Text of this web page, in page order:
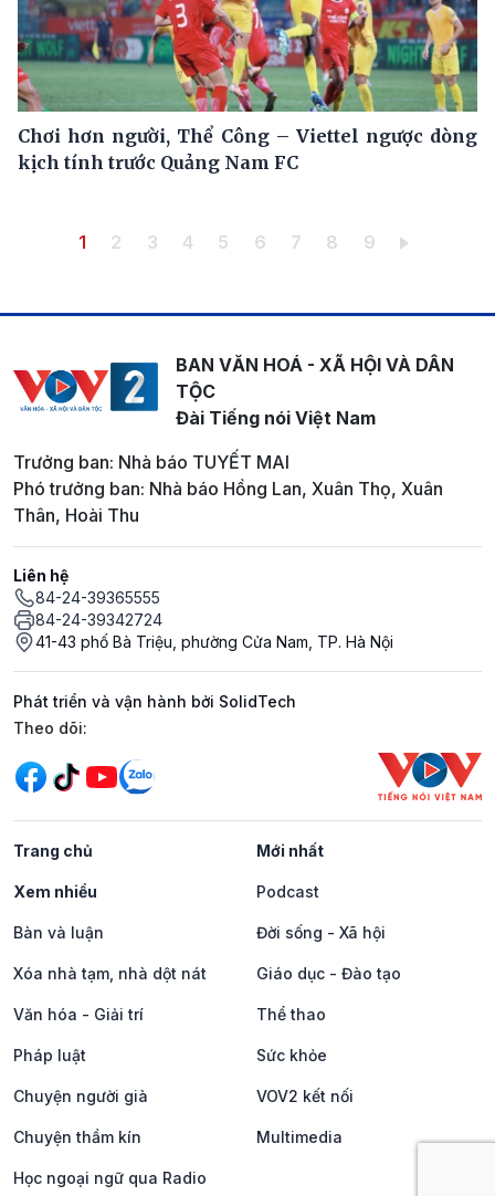
Chơi hơn người, Thể Công – Viettel ngược dòng
kịch tính trước Quảng Nam FC
Pagination
Trang hiện thời
1 Trang
2 Trang
3 Trang
4 Trang
5 Trang
6 Trang
7 Trang
8 Trang
9
BAN VĂN HOÁ - XÃ HỘI VÀ DÂN
TỘC
Đài Tiếng nói Việt Nam
Trưởng ban: Nhà báo TUYẾT MAI
Phó trưởng ban: Nhà báo Hồng Lan, Xuân Thọ, Xuân
Thân, Hoài Thu
Liên hệ
84-24-39365555
84-24-39342724
41-43 phố Bà Triệu, phường Cửa Nam, TP. Hà Nội
Phát triển và vận hành bởi SolidTech
Mạng xã hội
Theo dõi:
Trang chủ Mới nhất
Xem nhiều Podcast
Bàn và luận Đời sống - Xã hội
Xóa nhà tạm, nhà dột nát Giáo dục - Đào tạo
Văn hóa - Giải trí Thể thao
Pháp luật Sức khỏe
Chuyện người già VOV2 kết nối
Chuyện thầm kín Multimedia
Học ngoại ngữ qua Radio